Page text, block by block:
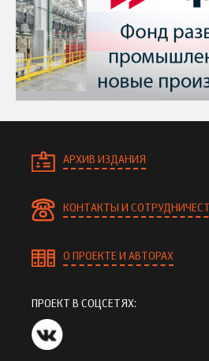
АРХИВ ИЗДАНИЯ
КОНТАКТЫ И
О ПРОЕКТЕ И АВТОРАХ
ПРОЕКТ В СОЦСЕТЯХ: